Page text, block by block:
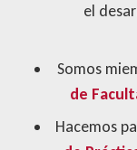
el
Somos
de
Hacemos